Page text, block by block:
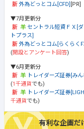
外為どっとコム[CFD] [PR]
▼7月更新分
セントラル短資ＦＸ[
トプラス]
外為どっとコム[らくらく
(開設とアンケート回答)
▼6月更新分
トレイダーズ証券[みん
(1千通貨でも)
トレイダーズ証券
千通貨でも)
有利な企画だ